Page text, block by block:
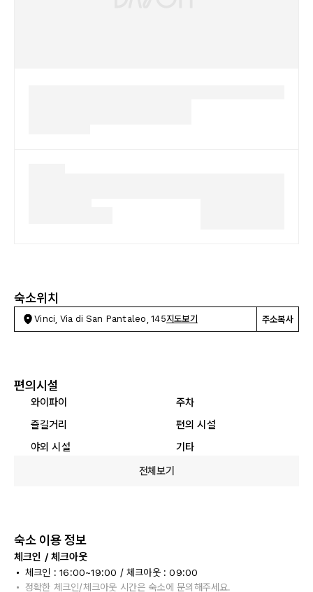
숙소위치
Vinci, Via di San Pantaleo, 145지도보기 주소복사
편의시설
와이파이
주차
즐길거리
편의 시설
야외 시설
기타
전체보기
숙소 이용 정보
체크인 / 체크아웃
체크인 : 16:00~19:00 / 체크아웃 : 09:00
정확한 체크인/체크아웃 시간은 숙소에 문의해주세요.